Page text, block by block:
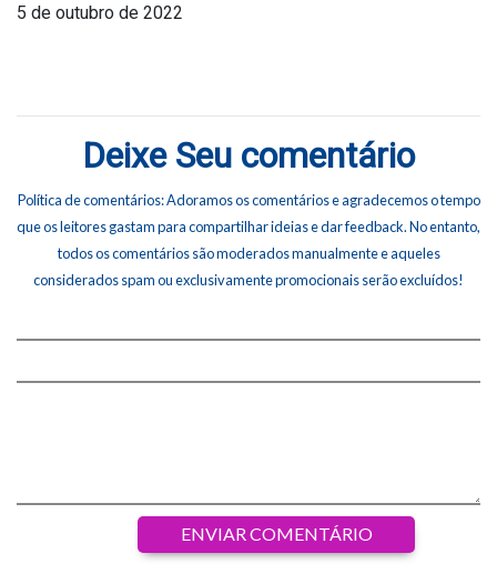
5 de outubro de 2022
Deixe Seu comentário
Política de comentários: Adoramos os comentários e agradecemos o tempo
que os leitores gastam para compartilhar ideias e dar feedback. No entanto,
todos os comentários são moderados manualmente e aqueles
considerados spam ou exclusivamente promocionais serão excluídos!